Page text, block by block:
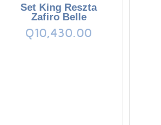
Set King Reszta
Zafiro Belle
Q10,430.00